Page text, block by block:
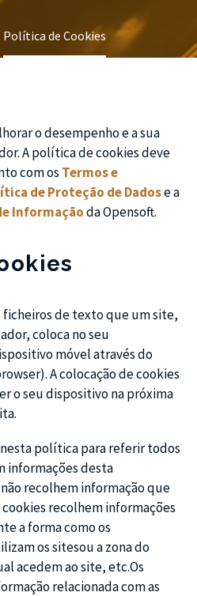
Política de Cookies
o desempenho e a sua
A política de cookies deve
com os Termos e
de Proteção de Dadose a
Informaçãoda Opensoft.
ficheiros de texto que um site,
coloca no seu
móvel através do
A colocação de cookies
o seu dispositivo na próxima
política para referir todos
informações desta
recolhem informação que
recolhem informações
a forma como os
os sitesou a zona do
acedem ao site, etc.Os
relacionada com as